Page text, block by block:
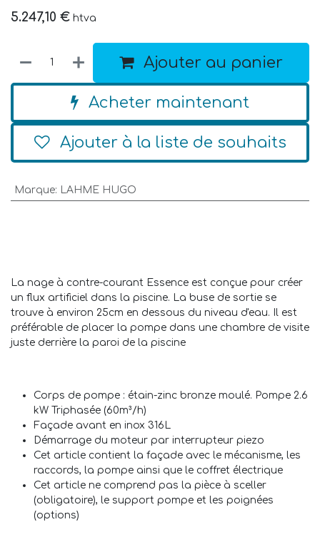
5.247,10 € htva
Ajouter au panier
Acheter maintenant
Ajouter à la liste de souhaits
Marque: LAHME HUGO
La nage à contre-courant Essence est conçue pour créer
un flux artificiel dans la piscine. La buse de sortie se
trouve à environ 25cm en dessous du niveau d'eau. Il est
préférable de placer la pompe dans une chambre de visite
juste derrière la paroi de la piscine
Corps de pompe : étain-zinc bronze moulé. Pompe 2.6
kW Triphasée (60m³/h)
Façade avant en inox 316L
Démarrage du moteur par interrupteur piezo
Cet article contient la façade avec le mécanisme, les
raccords, la pompe ainsi que le coffret électrique
Cet article ne comprend pas la pièce à sceller
(obligatoire), le support pompe et les poignées
(options)